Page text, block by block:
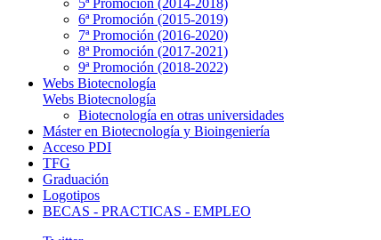
5ª Promoción (2014-2018)
6ª Promoción (2015-2019)
7ª Promoción (2016-2020)
8ª Promoción (2017-2021)
9ª Promoción (2018-2022)
Webs Biotecnología
Webs Biotecnología
Biotecnología en otras universidades
Máster en Biotecnología y Bioingeniería
Acceso PDI
TFG
Graduación
Logotipos
BECAS - PRACTICAS - EMPLEO